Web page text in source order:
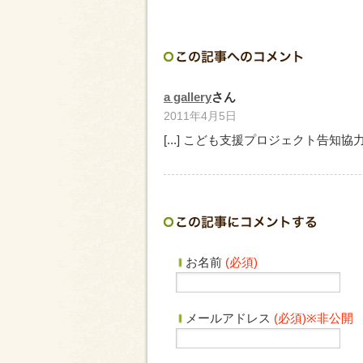
a galleryさん
2011年4月5日
[...] こども支援プロジェクト告知協
お名前 (必須)
メールアドレス (必須)※非公開